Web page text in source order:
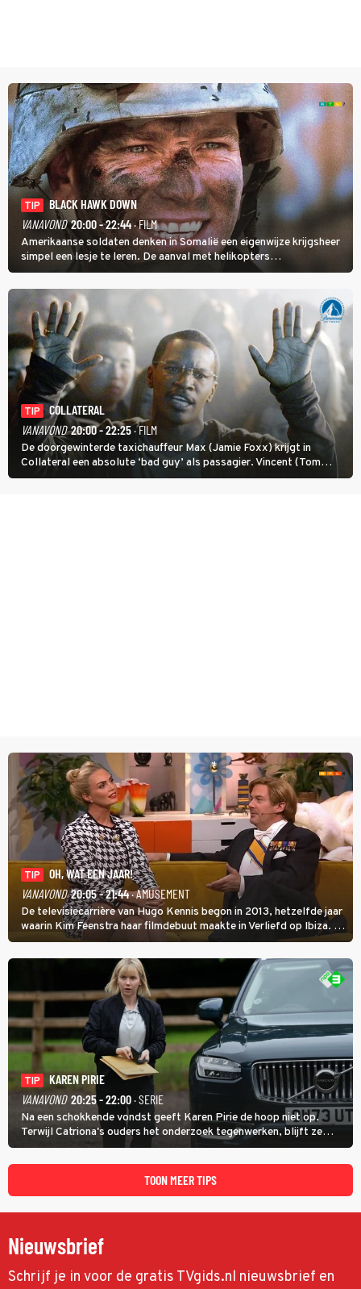
TIP
BLACK HAWK DOWN
VANAVOND 20:00 - 22:44· FILM
Amerikaanse soldaten denken in Somalië een eigenwijze krijgsheer
simpel een lesje te leren. De aanval met helikopters
verloopt in Black Hawk down dramatisch.
TIP
COLLATERAL
VANAVOND 20:00 - 22:25· FILM
De doorgewinterde taxichauffeur Max (Jamie Foxx) krijgt in
Collateral een absolute ‘bad guy’ als passagier. Vincent (Tom
Cruise) heeft hem nodig om hem de stad door te loodsen om een
TIP
OH, WAT EEN JAAR!
VANAVOND 20:05 - 21:44· AMUSEMENT
De televisiecarrière van Hugo Kennis begon in 2013, hetzelfde jaar
waarin Kim Feenstra haar filmdebuut maakte in Verliefd op Ibiza. In
Oh, Wat een Jaar! wordt duidelijk wat ze nog meer weten van het
jaar waarin ze allebei eindtwintigers waren.
TIP
KAREN PIRIE
VANAVOND 20:25 - 22:00· SERIE
Na een schokkende vondst geeft Karen Pirie de hoop niet op.
Terwijl Catriona's ouders het onderzoek tegenwerken, blijft ze
speuren naar Adam. In deze slotaflevering van Karen Pirie leidt het
spoor via Frankrijk en Italië naar Malta.
TOON MEER TIPS
Nieuwsbrief
Schrijf je in voor de gratis TVgids.nl nieuwsbrief en